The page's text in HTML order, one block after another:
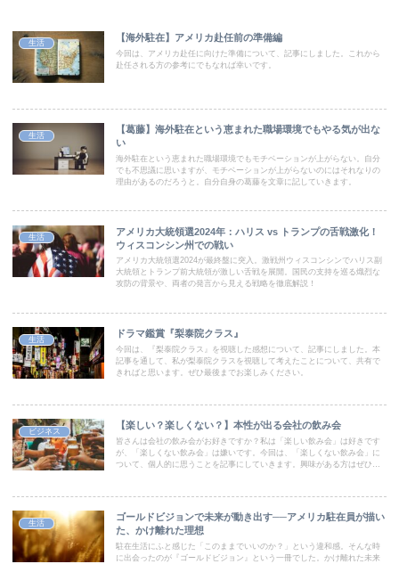
生活
【海外駐在】アメリカ赴任前の準備編
今回は、アメリカ赴任に向けた準備について、記事にしました。これから
赴任される方の参考にでもなれば幸いです。
生活
【葛藤】海外駐在という恵まれた職場環境でもやる気が出な
い
海外駐在という恵まれた職場環境でもモチベーションが上がらない。自分
でも不思議に思いますが、モチベーションが上がらないのにはそれなりの
理由があるのだろうと。自分自身の葛藤を文章に記していきます。
生活
アメリカ大統領選2024年：ハリス vs トランプの舌戦激化！
ウィスコンシン州での戦い
アメリカ大統領選2024が最終盤に突入。激戦州ウィスコンシンでハリス副
大統領とトランプ前大統領が激しい舌戦を展開。国民の支持を巡る熾烈な
攻防の背景や、両者の発言から見える戦略を徹底解説！
生活
ドラマ鑑賞『梨泰院クラス』
今回は、『梨泰院クラス』を視聴した感想について、記事にしました。本
記事を通して、私が梨泰院クラスを視聴して考えたことについて、共有で
きればと思います。ぜひ最後までお楽しみください。
ビジネス
【楽しい？楽しくない？】本性が出る会社の飲み会
皆さんは会社の飲み会がお好きですか？私は「楽しい飲み会」は好きです
が、「楽しくない飲み会」は嫌いです。今回は、「楽しくない飲み会」に
ついて、個人的に思うことを記事にしていきます。興味がある方はぜひ一
生活
ゴールドビジョンで未来が動き出す──アメリカ駐在員が描い
た、かけ離れた理想
駐在生活にふと感じた「このままでいいのか？」という違和感。そんな時
に出会ったのが『ゴールドビジョン』という一冊でした。かけ離れた未来